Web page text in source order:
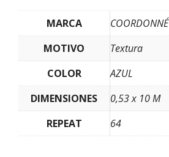
MARCA
COORDONNÉ
MOTIVO
Textura
COLOR
AZUL
DIMENSIONES
0,53 x 10 M
REPEAT
64